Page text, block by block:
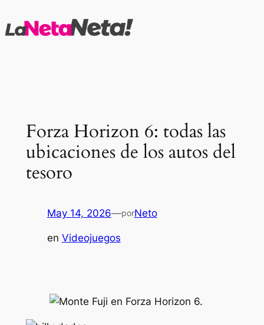
al
Forza Horizon 6: todas las
ubicaciones de los autos del
tesoro
May 14, 2026—porNeto
en Videojuegos